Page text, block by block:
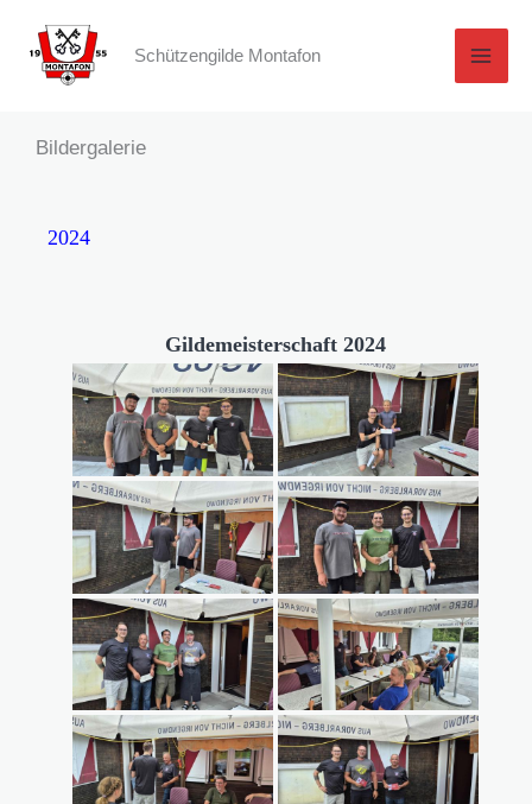
Inhalt
springen
Schützengilde Montafon
Bildergalerie
2024
Gildemeisterschaft 2024